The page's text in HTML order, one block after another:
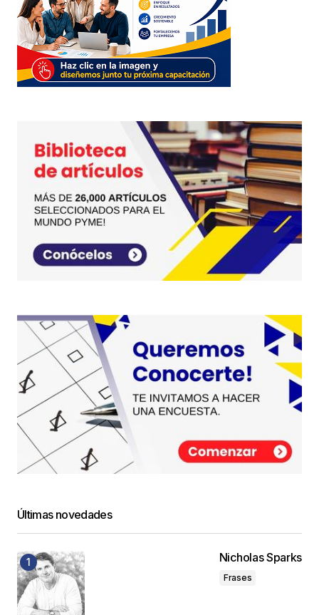
Últimas novedades
Nicholas Sparks
Frases